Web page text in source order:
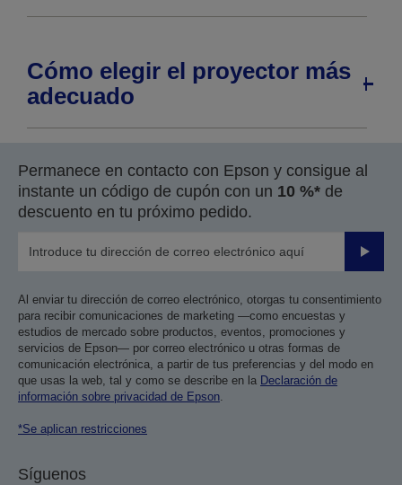
Cómo elegir el proyector más
adecuado
Permanece en contacto con Epson y consigue al
instante un código de cupón con un 10 %* de
descuento en tu próximo pedido.
Enviar
Al enviar tu dirección de correo electrónico, otorgas tu consentimiento
para recibir comunicaciones de marketing —como encuestas y
estudios de mercado sobre productos, eventos, promociones y
servicios de Epson— por correo electrónico u otras formas de
comunicación electrónica, a partir de tus preferencias y del modo en
que usas la web, tal y como se describe en la Declaración de
información sobre privacidad de Epson.
*Se aplican restricciones
Síguenos